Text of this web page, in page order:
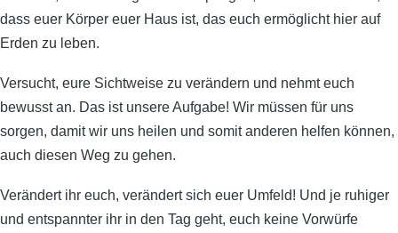
dass euer Körper euer Haus ist, das euch ermöglicht hier auf
Erden zu leben.
Versucht, eure Sichtweise zu verändern und nehmt euch
bewusst an. Das ist unsere Aufgabe! Wir müssen für uns
sorgen, damit wir uns heilen und somit anderen helfen können,
auch diesen Weg zu gehen.
Verändert ihr euch, verändert sich euer Umfeld! Und je ruhiger
und entspannter ihr in den Tag geht, euch keine Vorwürfe